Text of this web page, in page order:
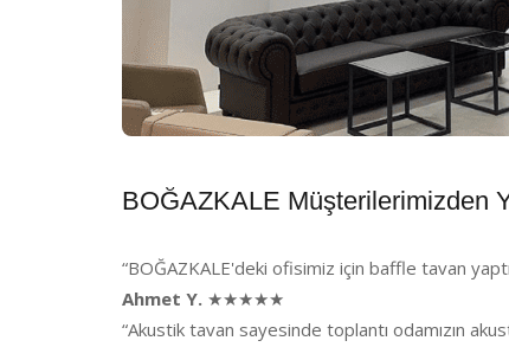
BOĞAZKALE Müşterilerimizden
“BOĞAZKALE'deki ofisimiz için baffle tavan
Ahmet Y. ★★★★★
“Akustik tavan sayesinde toplantı odamızın